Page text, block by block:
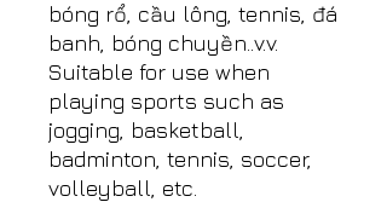
bóng rổ, cầu lông, tennis, đá
banh, bóng chuyền..v.v.
Suitable for use when
playing sports such as
jogging, basketball,
badminton, tennis, soccer,
volleyball, etc.